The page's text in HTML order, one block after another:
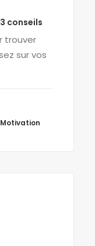
conseils
trouver
sur vos